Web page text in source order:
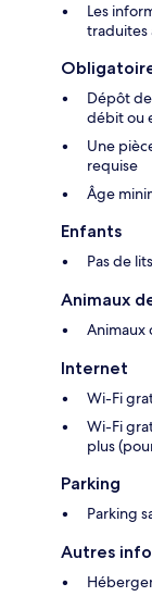
Les
traduites
Dépôt
débit ou
Une
requise
Âge
Enfants
Pas de
Animaux
Animaux
Internet
Wi-Fi
Wi-Fi
plus
Parking
Parking
Autres